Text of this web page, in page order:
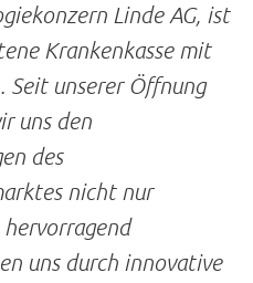
Linde AG, ist
Krankenkasse mit
Seit unserer Öffnung
uns den
des
nicht nur
hervorragend
uns durch innovative